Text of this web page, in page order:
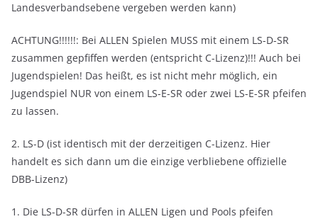
Landesverbandsebene vergeben werden kann)
ACHTUNG!!!!!!: Bei ALLEN Spielen MUSS mit einem LS-D-SR
zusammen gepfiffen werden (entspricht C-Lizenz)!!! Auch bei
Jugendspielen! Das heißt, es ist nicht mehr möglich, ein
Jugendspiel NUR von einem LS-E-SR oder zwei LS-E-SR pfeifen
zu lassen.
2. LS-D (ist identisch mit der derzeitigen C-Lizenz. Hier
handelt es sich dann um die einzige verbliebene offizielle
DBB-Lizenz)
1. Die LS-D-SR dürfen in ALLEN Ligen und Pools pfeifen